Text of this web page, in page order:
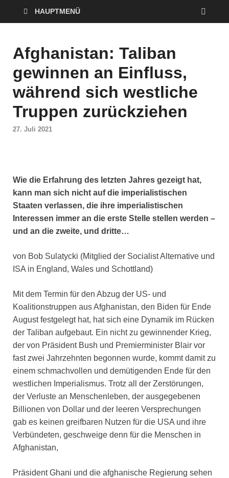
HAUPTMENÜ
Afghanistan: Taliban
gewinnen an Einfluss,
während sich westliche
Truppen zurückziehen
27. Juli 2021
Wie die Erfahrung des letzten Jahres gezeigt hat,
kann man sich nicht auf die imperialistischen
Staaten verlassen, die ihre imperialistischen
Interessen immer an die erste Stelle stellen werden –
und an die zweite, und dritte…
von Bob Sulatycki (Mitglied der Socialist Alternative und
ISA in England, Wales und Schottland)
Mit dem Termin für den Abzug der US- und
Koalitionstruppen aus Afghanistan, den Biden für Ende
August festgelegt hat, hat sich eine Dynamik im Rücken
der Taliban aufgebaut. Ein nicht zu gewinnender Krieg,
der von Präsident Bush und Premierminister Blair vor
fast zwei Jahrzehnten begonnen wurde, kommt damit zu
einem schmachvollen und demütigenden Ende für den
westlichen Imperialismus. Trotz all der Zerstörungen,
der Verluste an Menschenleben, der ausgegebenen
Billionen von Dollar und der leeren Versprechungen
gab es keinen greifbaren Nutzen für die USA und ihre
Verbündeten, geschweige denn für die Menschen in
Afghanistan,
Präsident Ghani und die afghanische Regierung sehen